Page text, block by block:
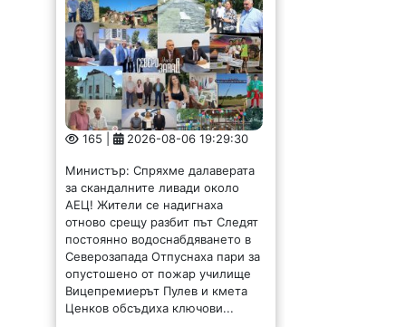
165 | 2026-08-06 19:29:30
Министър: Спряхме далаверата
за скандалните ливади около
АЕЦ! Жители се надигнаха
отново срещу разбит път Следят
постоянно водоснабдяването в
Северозапада Отпуснаха пари за
опустошено от пожар училище
Вицепремиерът Пулев и кмета
Ценков обсъдиха ключови...